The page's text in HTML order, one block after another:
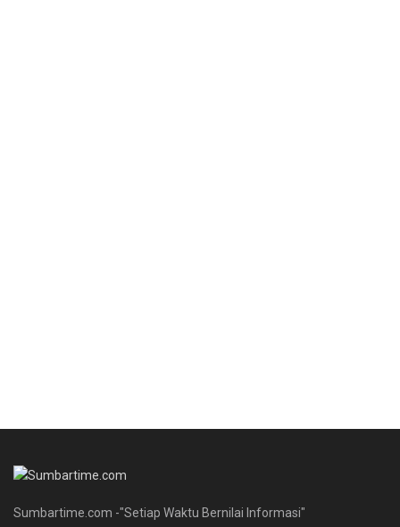
Sumbartime.com -"Setiap Waktu Bernilai Informasi"